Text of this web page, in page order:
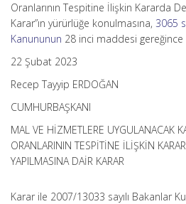
Oranlarının Tespitine İlişkin Kararda
Karar”ın yürürlüğe konulmasına, 3065
Kanununun 28 inci maddesi
22 Şubat 2023
Recep Tayyip ERDOĞAN
CUMHURBAŞKANI
MAL VE HİZMETLERE UYGULANACAK
ORANLARININ TESPİTİNE İLİŞKİN
YAPILMASINA DAİR KARAR
Karar ile 2007/13033 sayılı Bakanlar